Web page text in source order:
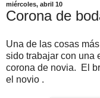
miércoles, abril 10
Corona de
Una de las cosas
sido trabajar con una
corona de novia. El
el novio .